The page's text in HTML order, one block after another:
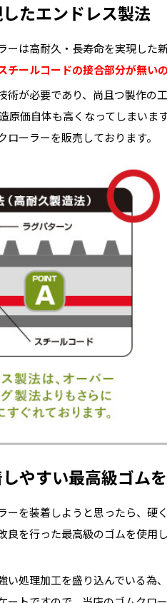
たエンドレス製法
ーは高耐久・長寿命を実現した
チールコードの接合部分が無い
術が必要であり、尚且つ製作の
原価自体も高くなってしまい
ローラーを販売しております。
やすい最高級ゴム
ーを装着しようと思ったら、硬
良を行った最高級のゴムを使用
い処理加工を盛り込んでいる為